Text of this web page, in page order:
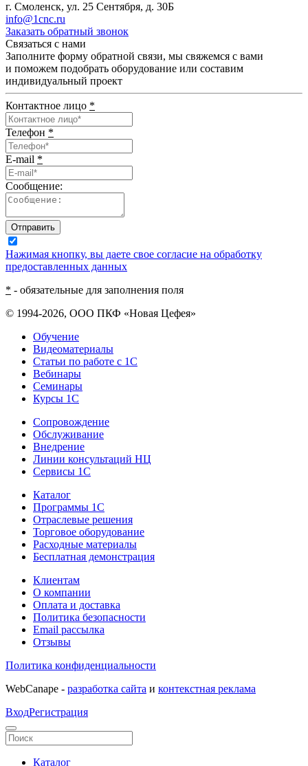
г. Смоленск, ул. 25 Сентября, д. 30Б
info@1cnc.ru
Заказать обратный звонок
Связаться с нами
Заполните форму обратной связи, мы свяжемся с вами
и поможем подобрать оборудование или составим
индивидуальный проект
Контактное лицо *
Телефон *
E-mail *
Сообщение:
Отправить
Нажимая кнопку, вы даете свое согласие на обработку
предоставленных данных
* - обязательные для заполнения поля
© 1994-2026, ООО ПКФ «Новая Цефея»
Обучение
Видеоматериалы
Статьи по работе с 1С
Вебинары
Семинары
Курсы 1С
Сопровождение
Обслуживание
Внедрение
Линии консультаций НЦ
Сервисы 1С
Каталог
Программы 1С
Отраслевые решения
Торговое оборудование
Расходные материалы
Бесплатная демонстрация
Клиентам
О компании
Оплата и доставка
Политика безопасности
Email рассылка
Отзывы
Политика конфиденциальности
WebCanape - разработка сайта и контекстная реклама
ВходРегистрация
Каталог